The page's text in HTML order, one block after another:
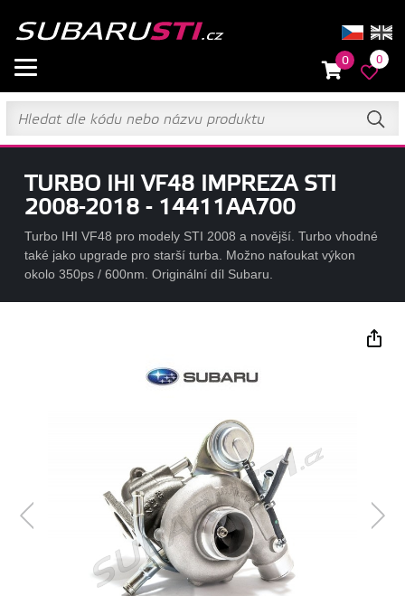
0 0
TURBO IHI VF48 IMPREZA STI
2008-2018 - 14411AA700
Turbo IHI VF48 pro modely STI 2008 a novější. Turbo vhodné
také jako upgrade pro starší turba. Možno nafoukat výkon
okolo 350ps / 600nm. Originální díl Subaru.